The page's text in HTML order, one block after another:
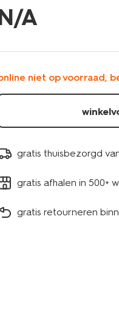
regenlaarzen-
rubber-
groen-
A
niet op voorraad,
gratis thuisbezorgd
gratis afhalen in 500+
gratis retourneren